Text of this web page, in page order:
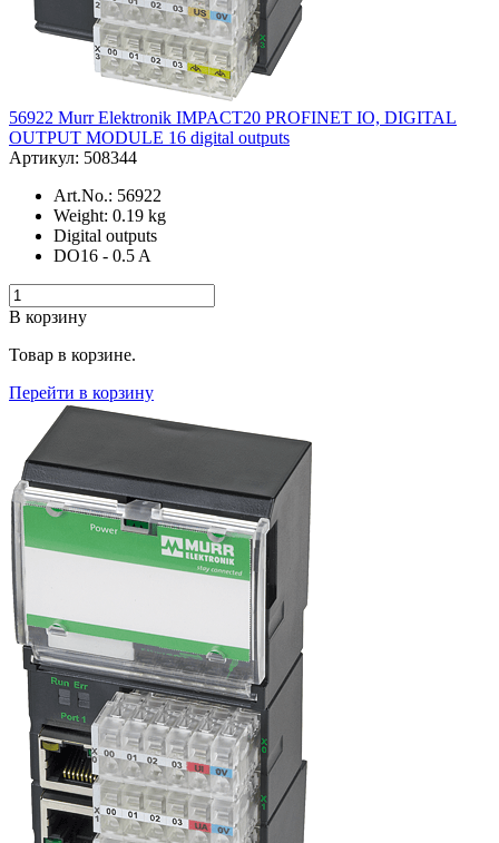
56922 Murr Elektronik IMPACT20 PROFINET IO, DIGITAL
OUTPUT MODULE 16 digital outputs
Артикул: 508344
Art.No.: 56922
Weight: 0.19 kg
Digital outputs
DO16 - 0.5 A
В корзину
Товар в корзине.
Перейти в корзину